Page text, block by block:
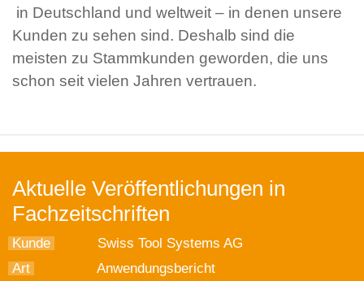
in Deutschland und weltweit – in denen unsere
Kunden zu sehen sind. Deshalb sind die
meisten zu Stammkunden geworden, die uns
schon seit vielen Jahren vertrauen.
Aktuelle Veröffentlichungen in
Fachzeitschriften
Kunde
Swiss Tool Systems AG
Art
Anwendungsbericht